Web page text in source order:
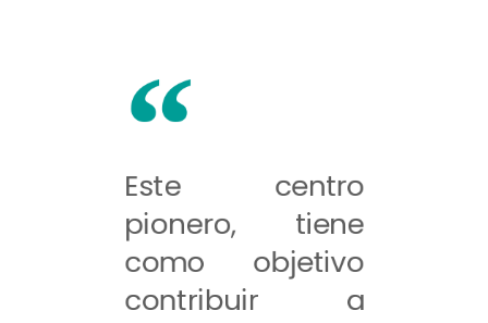
Este centro
pionero, tiene
como objetivo
contribuir a